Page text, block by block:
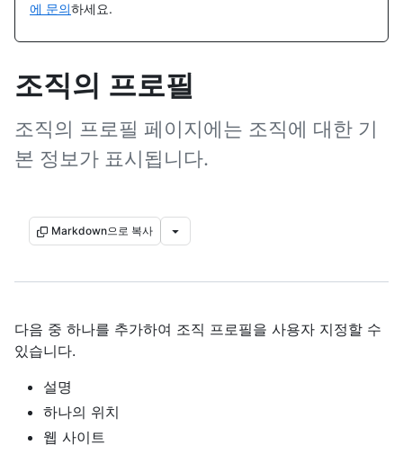
에 문의하세요.
조직의 프로필
조직의 프로필 페이지에는 조직에 대한 기
본 정보가 표시됩니다.
Markdown으로 복사
다음 중 하나를 추가하여 조직 프로필을 사용자 지정할 수
있습니다.
설명
하나의 위치
웹 사이트